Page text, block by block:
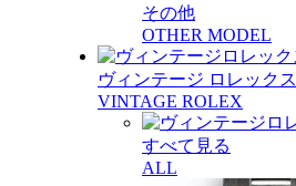
その他
OTHER MODEL
ヴィンテージ ロレックス
VINTAGE ROLEX
すべて見る
ALL